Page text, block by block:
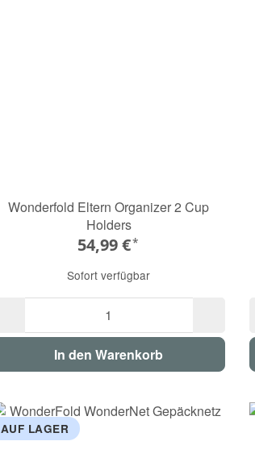
Wonderfold Eltern Organizer 2 Cup
Holders
54,99 €*
Sofort verfügbar
In den Warenkorb
AUF LAGER